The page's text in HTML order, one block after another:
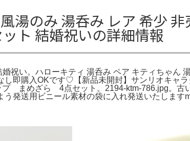
湯のみ 湯呑み レア 希少
ト 結婚祝いの詳細情報
祝い。ハローキティ 湯呑み ペア キティちゃん
即購入OKです♡【新品未開封】サンリオキャ
めざら 4点セット。2194-ktm-786.jpg。古い
発送用ビニール素材の袋に入れ発送いたします